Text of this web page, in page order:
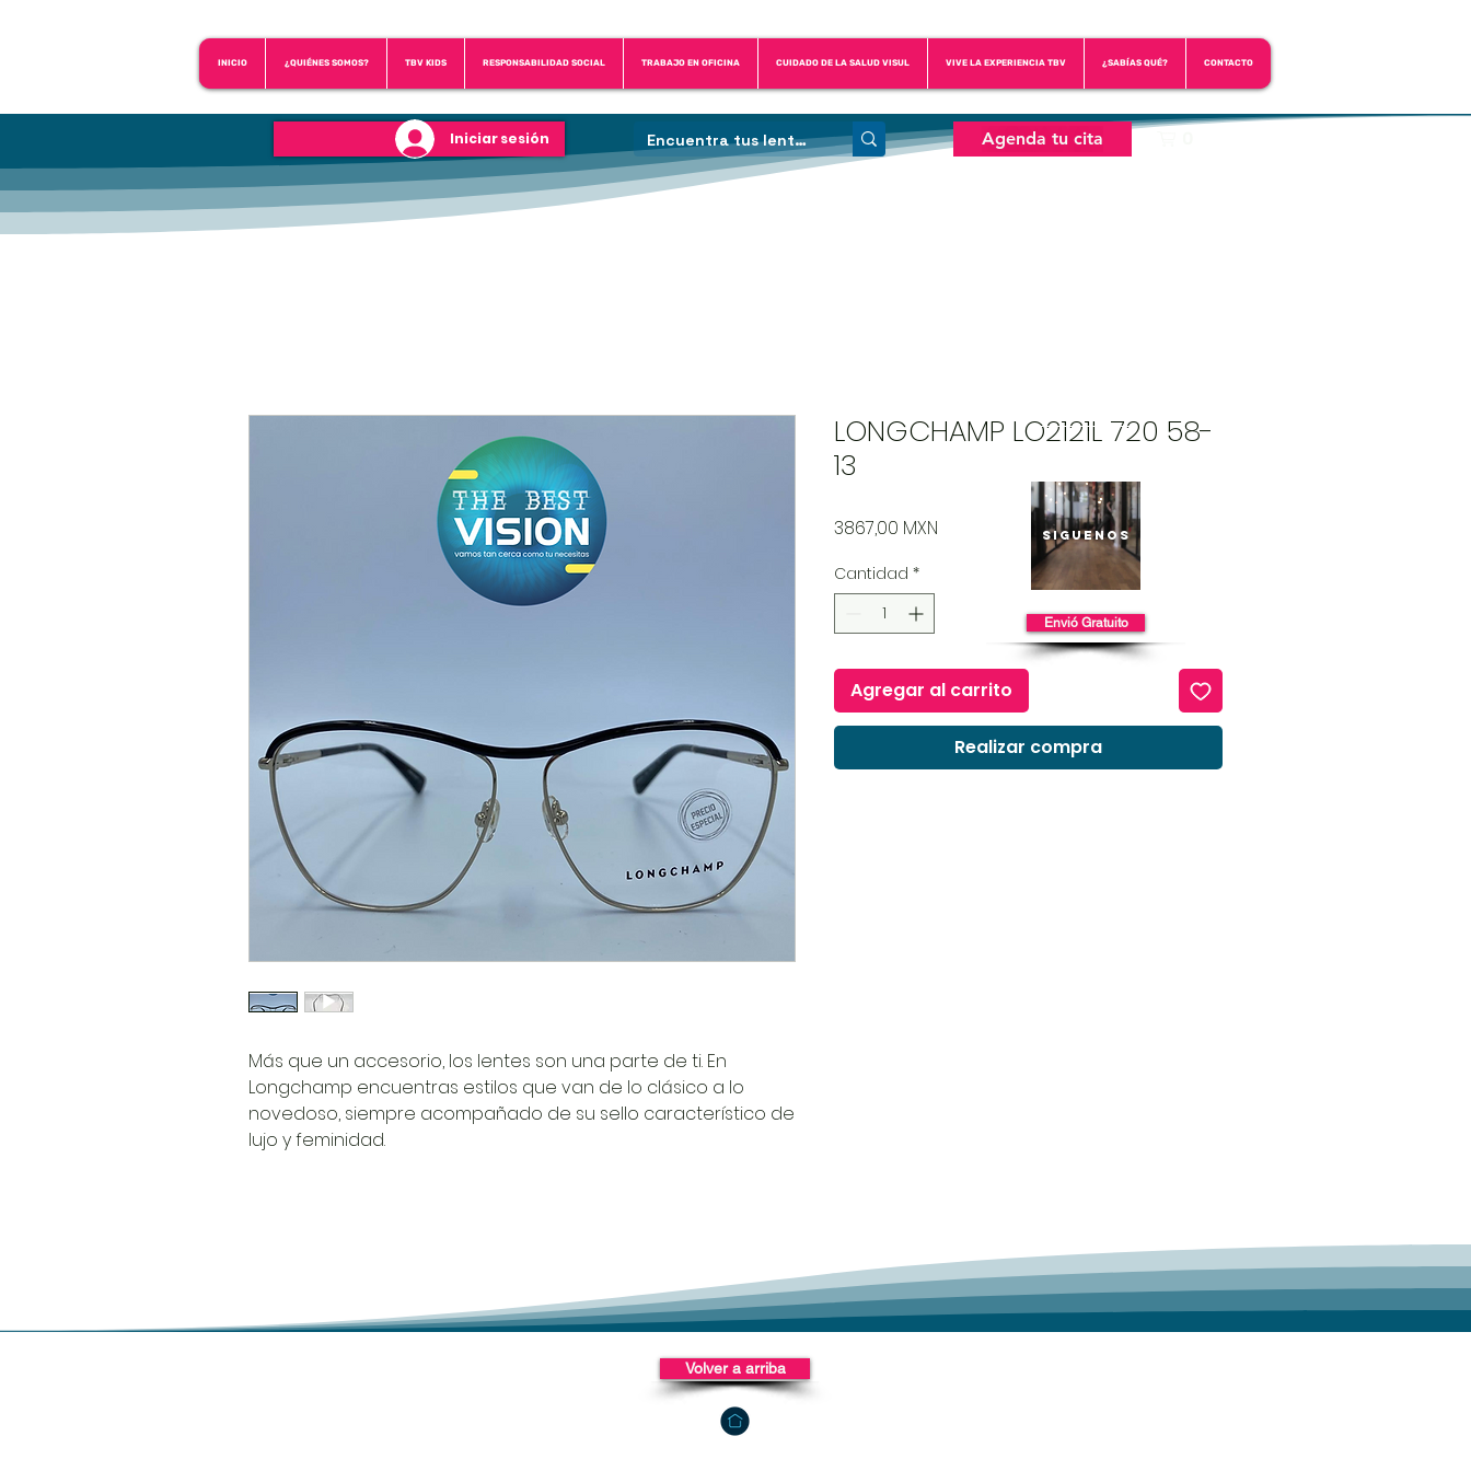
INICIO ¿QUIÉNES SOMOS? TBV KIDS RESPONSABILIDAD SOCIAL TRABAJO EN OFICINA CUIDADO DE LA SALUD VISUL VIVE LA EXPERIENCIA TBV ¿SABÍAS QUÉ? CONTACTO
Iniciar sesión Agenda tu cita
Más que un accesorio, los lentes son una parte de ti. En
Longchamp encuentras estilos que van de lo clásico a lo
novedoso, siempre acompañado de su sello característico de
lujo y feminidad.
LONGCHAMP LO2121L 720 58-
13
3867,00 MXN
Cantidad *
Agregar al carrito
Realizar compra
Siguenos
Envió Gratuito
Volver a arriba